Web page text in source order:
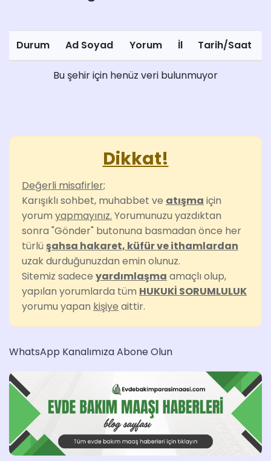
Durum Ad Soyad Yorum İl Tarih/Saat
Bu şehir için henüz veri bulunmuyor
Dikkat!
Değerli misafirler;
Karışıklı sohbet, muhabbet ve atışma için
yorum yapmayınız. Yorumunuzu yazdıktan
sonra "Gönder" butonuna basmadan önce her
türlü şahsa hakaret, küfür ve ithamlardan
uzak durduğunuzdan emin olunuz.
Sitemiz sadece yardımlaşma amaçlı olup,
yapılan yorumlarda tüm HUKUKİ SORUMLULUK
yorumu yapan kişiye aittir.
WhatsApp Kanalımıza Abone Olun